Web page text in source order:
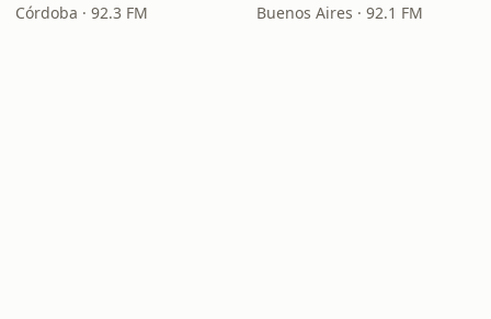
Córdoba · 92.3 FM Buenos Aires · 92.1 FM